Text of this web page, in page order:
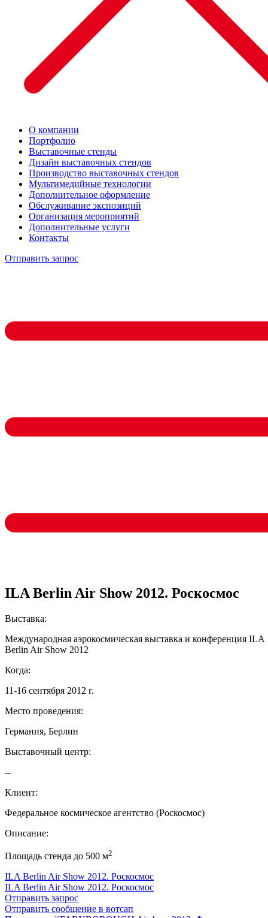
О компании
Портфолио
Выставочные стенды
Дизайн выставочных стендов
Производство выставочных стендов
Мультимедийные технологии
Дополнительное оформление
Обслуживание экспозиций
Организация мероприятий
Дополнительные услуги
Контакты
Отправить запрос
ILA Berlin Air Show 2012. Роскосмос
Выставка:
Международная аэрокосмическая выставка и конференция ILA
Berlin Air Show 2012
Когда:
11-16 сентября 2012 г.
Место проведения:
Германия, Берлин
Выставочный центр:
--
Клиент:
Федеральное космическое агентство (Роскосмос)
Описание:
Площадь стенда до 500 м2
ILA Berlin Air Show 2012. Роскосмос
ILA Berlin Air Show 2012. Роскосмос
Отправить запрос
Отправить сообщение в вотсап